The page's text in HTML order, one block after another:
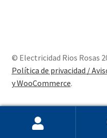
© Electricidad Rios Rosas
Política de privacidad /
y WooCommerce.